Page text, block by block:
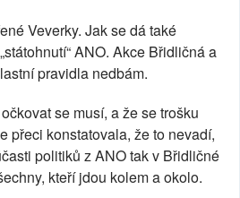
Veverky. Jak se dá také
ANO. Akce Břidličná a
pravidla nedbám.
se musí, a že se trošku
přeci konstatovala, že to nevadí,
politiků z ANO tak v Břidličné
kteří jdou kolem a okolo.